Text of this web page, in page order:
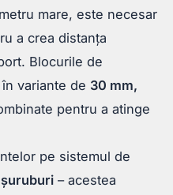
mare, este necesar
a crea distanța
Blocurile de
variante de 30 mm,
pentru a atinge
pe sistemul de
– acestea